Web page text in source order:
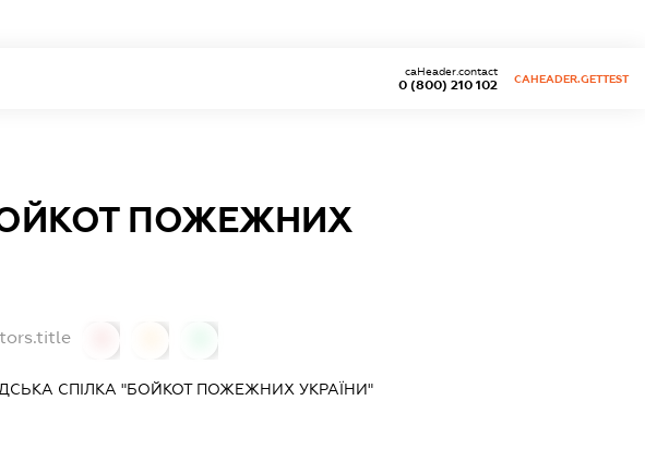
0 (800) 210 102
caHeader.contact
CAHEADER.GETTEST
ПОЖЕЖНИХ
СПІЛКА "БОЙКОТ ПОЖЕЖНИХ УКРАЇНИ"